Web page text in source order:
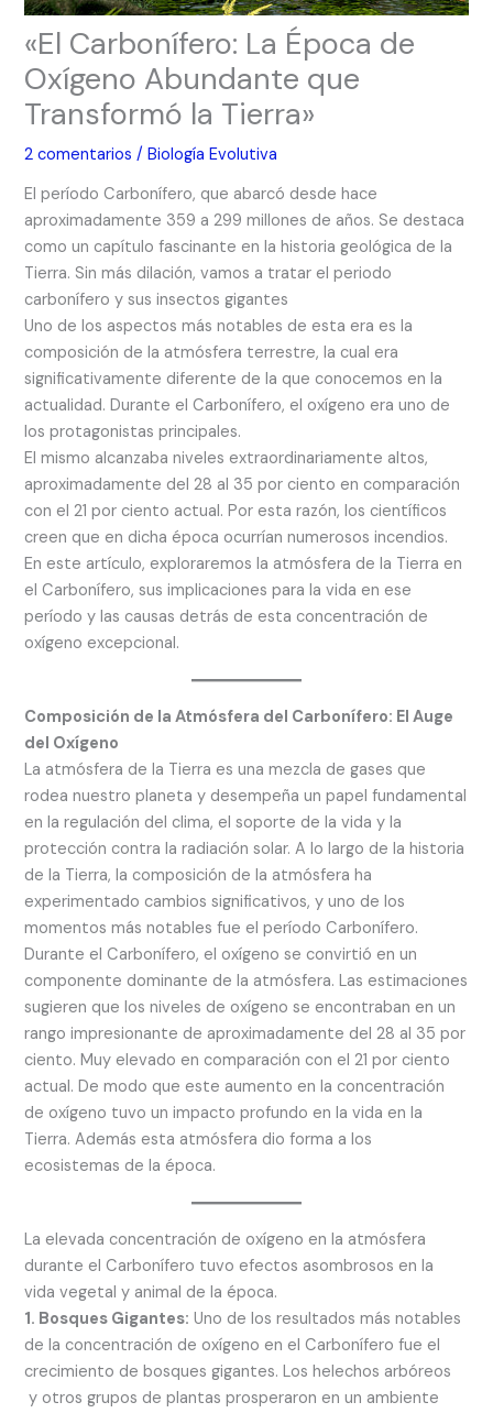
«El Carbonífero: La Época de
Oxígeno Abundante que
Transformó la Tierra»
2 comentarios /Biología Evolutiva
El período Carbonífero, que abarcó desde hace
aproximadamente 359 a 299 millones de años. Se destaca
como un capítulo fascinante en la historia geológica de la
Tierra. Sin más dilación, vamos a tratar el periodo
carbonífero y sus insectos gigantes
Uno de los aspectos más notables de esta era es la
composición de la atmósfera terrestre, la cual era
significativamente diferente de la que conocemos en la
actualidad. Durante el Carbonífero, el oxígeno era uno de
los protagonistas principales.
El mismo alcanzaba niveles extraordinariamente altos,
aproximadamente del 28 al 35 por ciento en comparación
con el 21 por ciento actual. Por esta razón, los científicos
creen que en dicha época ocurrían numerosos incendios.
En este artículo, exploraremos la atmósfera de la Tierra en
el Carbonífero, sus implicaciones para la vida en ese
período y las causas detrás de esta concentración de
oxígeno excepcional.
Composición de la Atmósfera del Carbonífero: El Auge
del Oxígeno
La atmósfera de la Tierra es una mezcla de gases que
rodea nuestro planeta y desempeña un papel fundamental
en la regulación del clima, el soporte de la vida y la
protección contra la radiación solar. A lo largo de la historia
de la Tierra, la composición de la atmósfera ha
experimentado cambios significativos, y uno de los
momentos más notables fue el período Carbonífero.
Durante el Carbonífero, el oxígeno se convirtió en un
componente dominante de la atmósfera. Las estimaciones
sugieren que los niveles de oxígeno se encontraban en un
rango impresionante de aproximadamente del 28 al 35 por
ciento. Muy elevado en comparación con el 21 por ciento
actual. De modo que este aumento en la concentración
de oxígeno tuvo un impacto profundo en la vida en la
Tierra. Además esta atmósfera dio forma a los
ecosistemas de la época.
La elevada concentración de oxígeno en la atmósfera
durante el Carbonífero tuvo efectos asombrosos en la
vida vegetal y animal de la época.
1. Bosques Gigantes: Uno de los resultados más notables
de la concentración de oxígeno en el Carbonífero fue el
crecimiento de bosques gigantes. Los helechos arbóreos
y otros grupos de plantas prosperaron en un ambiente